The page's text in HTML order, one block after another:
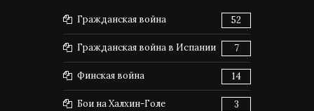
Гражданская война 52
Гражданская война в Испании 7
Финская война 14
Бои на Халхин-Голе 3